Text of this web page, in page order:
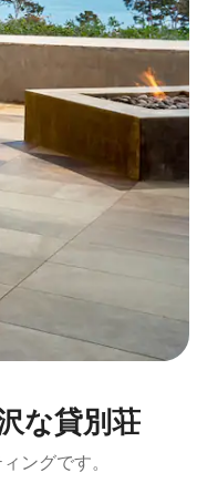
な貸⁠別⁠荘
ングです。